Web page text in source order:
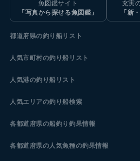
魚図鑑サイト
「写真から探せる魚図鑑」
充実
「新
都道府県の釣り船リスト
人気市町村の釣り船リスト
人気港の釣り船リスト
人気エリアの釣り船検索
各都道府県の船釣り釣果情報
各都道府県の人気魚種の釣果情報